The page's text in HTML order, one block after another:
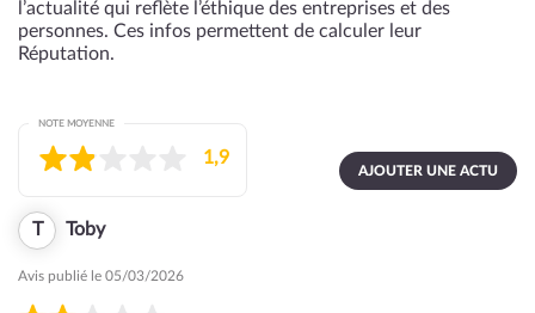
l’actualité qui reflète l’éthique des entreprises et des
personnes. Ces infos permettent de calculer leur
Réputation.
AJOUTER UNE ACTU
NOTE MOYENNE
1,9
T Toby
Avis publié le 05/03/2026